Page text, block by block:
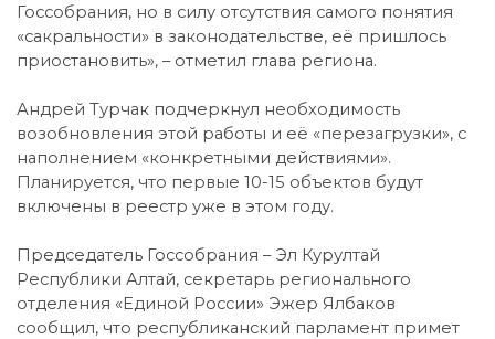
Госсобрания, но в силу отсутствия самого понятия
«сакральности» в законодательстве, её пришлось
приостановить», – отметил глава региона.
Андрей Турчак подчеркнул необходимость
возобновления этой работы и её «перезагрузки», с
наполнением «конкретными действиями».
Планируется, что первые 10-15 объектов будут
включены в реестр уже в этом году.
Председатель Госсобрания – Эл Курултай
Республики Алтай, секретарь регионального
отделения «Единой России» Эжер Ялбаков
сообщил, что республиканский парламент примет